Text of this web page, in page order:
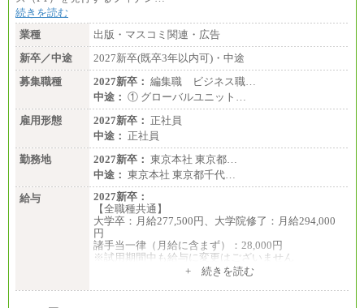
続きを読む
業種
出版・マスコミ関連・広告
新卒／中途
2027新卒(既卒3年以内可)・中途
募集職種
2027新卒： 編集職 ビジネス職…
中途： ① グローバルユニット…
雇用形態
2027新卒： 正社員
中途： 正社員
勤務地
2027新卒： 東京本社 東京都…
中途： 東京本社 東京都千代…
給与
2027新卒：
【全職種共通】
大学卒：月給277,500円、大学院修了：月給294,000
円
諸手当一律（月給に含まず）：28,000円
※試用期間中も給与に変更はございません
月給370,000円～
+ 続きを読む